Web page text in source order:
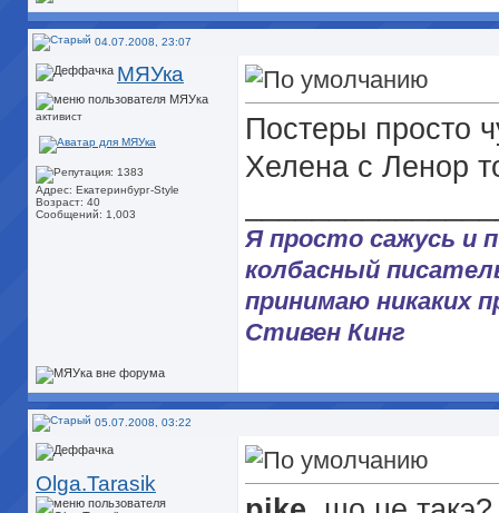
04.07.2008, 23:07
МЯУка
активист
Адрес: Екатеринбург-Style
Возраст: 40
Сообщений: 1,003
Постеры просто
Хелена с Ленор
Я просто сажусь и
колбасный
принимаю никаких
Стивен Кинг
05.07.2008, 03:22
Olga.Tarasik